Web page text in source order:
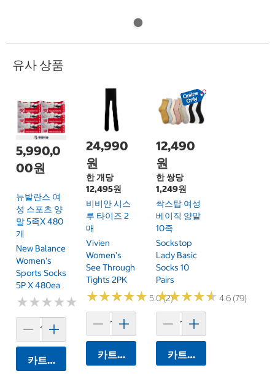
유사 상품
5,990,0
00원
뉴발란스 여
성 스포츠 양
말 5족x 480
개
New Balance
Women's
Sports Socks
5P X 480ea
★★★★★
★★★★★
카트에 담기
24,990
원
한 개당
12,495원
비비안 시스
루 타이즈 2
매
Vivien
Women's
See Through
Tights 2PK
★★★★★
★★★★★ 5.0 (2)
카트에 담기
12,490
원
한 쌍당
1,249원
싹스탑 여성
베이직 양말
10족
Sockstop
Lady Basic
Socks 10
Pairs
★★★★★
★★★★★ 4.6 (79)
카트에 담기